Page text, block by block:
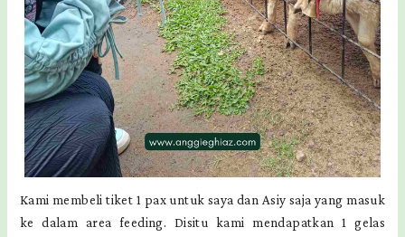
Kami membeli tiket 1 pax untuk saya dan Asiy saja yang masuk
ke dalam area feeding. Disitu kami mendapatkan 1 gelas